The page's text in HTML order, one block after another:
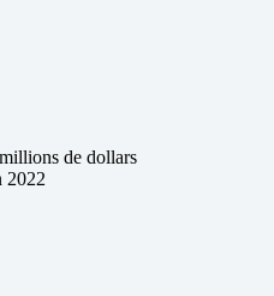
de dollars
2022